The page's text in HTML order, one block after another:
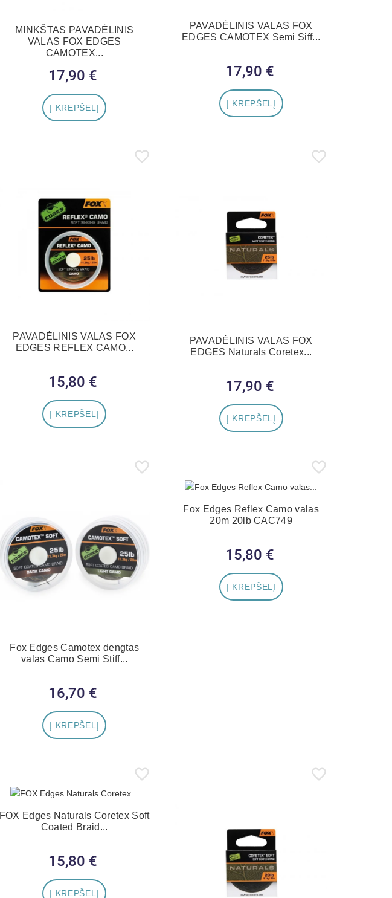
MINKŠTAS PAVADĖLINIS
VALAS FOX EDGES
CAMOTEX...
Kaina
17,90 €
Į KREPŠELĮ
PAVADĖLINIS VALAS FOX
EDGES CAMOTEX Semi Siff...
Kaina
17,90 €
Į KREPŠELĮ
PAVADĖLINIS VALAS FOX
EDGES REFLEX CAMO...
Kaina
15,80 €
Į KREPŠELĮ
PAVADĖLINIS VALAS FOX
EDGES Naturals Coretex...
Kaina
17,90 €
Į KREPŠELĮ
Fox Edges Camotex dengtas
valas Camo Semi Stiff...
Kaina
16,70 €
Į KREPŠELĮ
Fox Edges Reflex Camo valas
20m 20lb CAC749
Kaina
15,80 €
Į KREPŠELĮ
FOX Edges Naturals Coretex Soft
Coated Braid...
Kaina
15,80 €
Į KREPŠELĮ